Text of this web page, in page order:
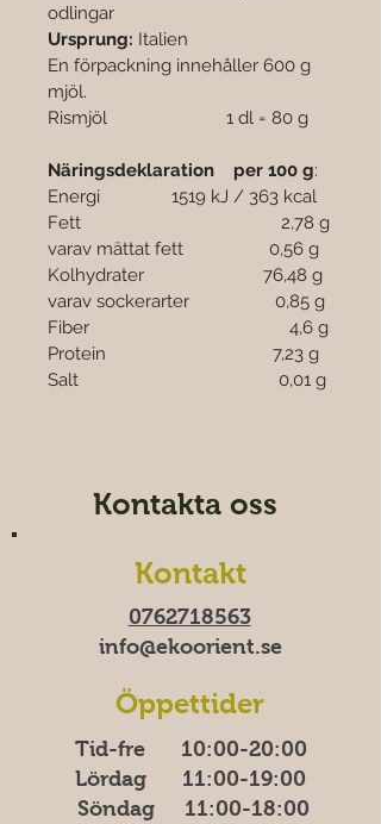
odlingar
Ursprung: Italien
En förpackning innehåller 600 g
mjöl.
Rismjöl                         1 dl = 80 g
Näringsdeklaration    per 100 g:
Energi               1519 kJ / 363 kcal
Fett                                          2,78 g
varav mättat fett                  0,56 g
Kolhydrater                         76,48 g
varav sockerarter                  0,85 g
Fiber                                          4,6 g
Protein                                   7,23 g
Salt                                          0,01 g
Kontakta oss
Kontakt
0762718563
info@ekoorient.se​​
Öppettider
Tid-fre 10:00-20​​​:00
Lördag 11:00-19:00
Söndag 11:00-18:00